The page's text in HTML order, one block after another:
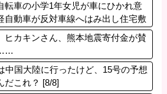
転車の小学1年女児が車にひかれ意
動車が反対車線へはみ出し住宅敷
んだか 運転手の女（61）逮捕 五
ヒカキンさん、熊本地震寄付金が賛
中国大陸に行ったけど、15号の予想
これ？ [8/8]